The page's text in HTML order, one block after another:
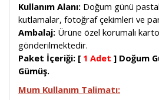
Kullanım Alanı: Doğum günü
kutlamalar, fotoğraf çekimleri ve
Ambalaj: Ürüne özel korumalı
gönderilmektedir.
Paket İçeriği: [ 1 Adet ] Doğum
Gümüş.
Mum Kullanım Talimatı: